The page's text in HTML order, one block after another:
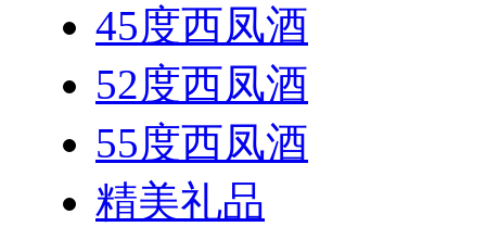
45度西凤酒
52度西凤酒
55度西凤酒
精美礼品